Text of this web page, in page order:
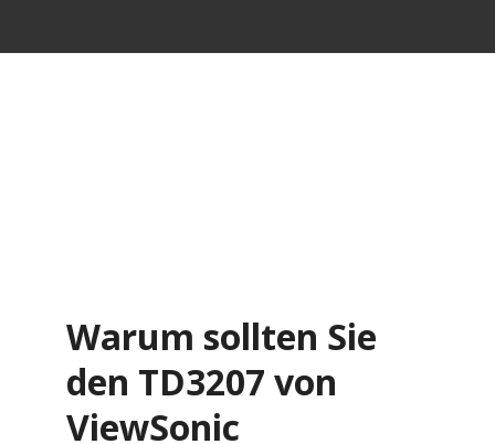
Warum sollten Sie
den TD3207 von
ViewSonic